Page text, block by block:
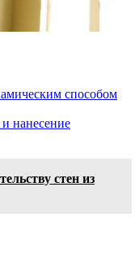
способом
нанесение
стен из